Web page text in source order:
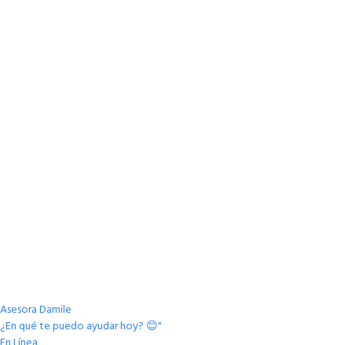
Asesora Damile
¿En qué te puedo ayudar hoy? 😊"